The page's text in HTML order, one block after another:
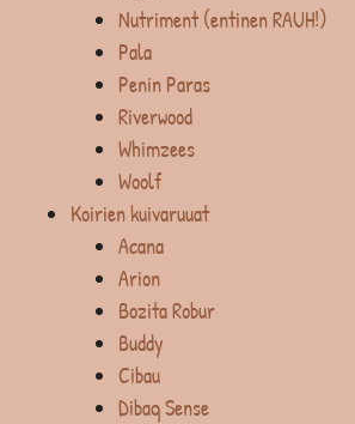
Nutriment (entinen RAUH!)
Pala
Penin Paras
Riverwood
Whimzees
Woolf
Koirien kuivaruuat
Acana
Arion
Bozita Robur
Buddy
Cibau
Dibaq Sense